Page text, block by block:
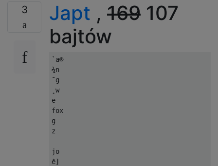
3 Japt , 169 107
bajtów
`a®
¾n
¯g
¸w
e
fox
g
z
jo
ê]